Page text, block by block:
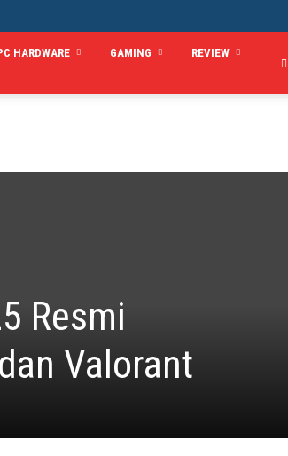
HARDWARE GAMING REVIEW
Resmi
Valorant